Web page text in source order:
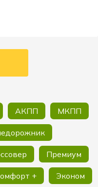
АКПП МКПП
Премиум
+ Эконом